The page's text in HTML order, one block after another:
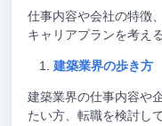
仕事内容や会社の特徴
キャリアプランを考え
建築業界の歩き方
建築業界の仕事内容や
たい方、転職を検討し